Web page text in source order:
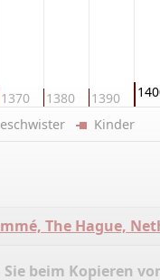
1370 1380 1390
Kinder
The Hague,
Sie beim Kopieren